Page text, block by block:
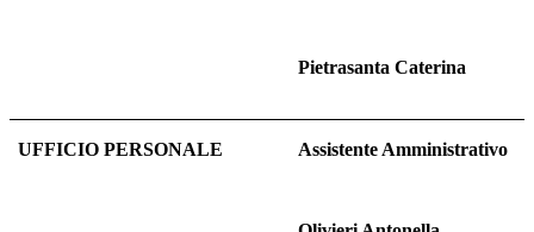
Pietrasanta Caterina
UFFICIO PERSONALE Assistente Amministrativo